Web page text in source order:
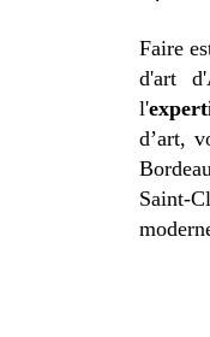
Faire
d'art
l'
d’art,
Saint-